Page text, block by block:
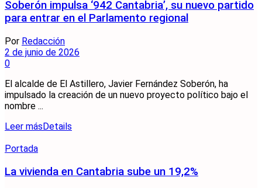
Soberón impulsa ‘942 Cantabria’, su nuevo partido
para entrar en el Parlamento regional
Por Redacción
2 de junio de 2026
0
El alcalde de El Astillero, Javier Fernández Soberón, ha
impulsado la creación de un nuevo proyecto político bajo el
nombre ...
Leer másDetails
Portada
La vivienda en Cantabria sube un 19,2%